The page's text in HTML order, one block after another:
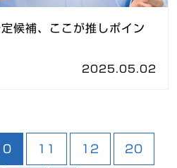
候補、ここが推しポイン
2025.05.02
11 12 20